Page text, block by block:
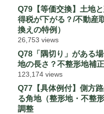
Q79【等価交換】土地
得税が下がる？/不動産
換えの特例）
26,753 views
Q78「隅切り」がある
地の長さ？不整形地補
123,174 views
Q77【具体例付】側方
る角地（整形地・不整
調整